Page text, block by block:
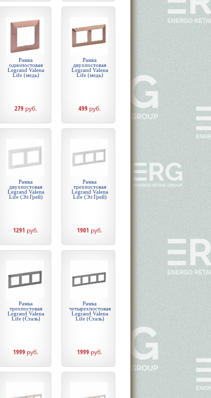
Рамка
однопостовая
Legrand Valena
Life (медь)
279 руб.
Рамка
двухпостовая
Legrand Valena
Life (медь)
499 руб.
Рамка
двухпостовая
Legrand Valena
Life (Эл Грей)
1291 руб.
Рамка
трехпостовая
Legrand Valena
Life (Эл Грей)
1901 руб.
Рамка
трехпостовая
Legrand Valena
Life (Сталь)
1999 руб.
Рамка
четырехпостовая
Legrand Valena
Life (Сталь)
1999 руб.